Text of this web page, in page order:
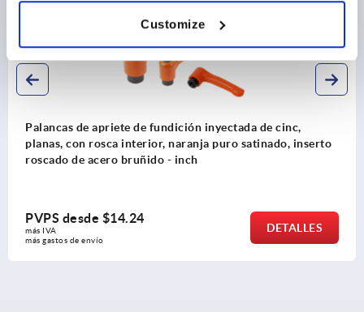
Customize
Palancas de apriete de fundición inyectada de cinc,
planas, con rosca interior, naranja puro satinado, inserto
roscado de acero bruñido - inch
PVPS desde $14.24
más IVA
más gastos de envío
DETALLES